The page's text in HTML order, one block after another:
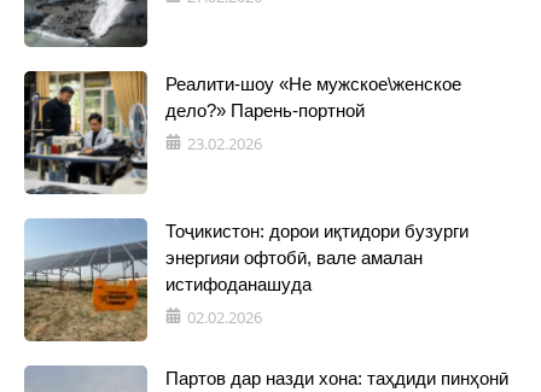
Реалити-шоу «Не мужское\женское
дело?» Парень-портной
23.02.2026
Тоҷикистон: дорои иқтидори бузурги
энергияи офтобӣ, вале амалан
истифоданашуда
02.02.2026
Партов дар назди хона: таҳдиди пинҳонӣ